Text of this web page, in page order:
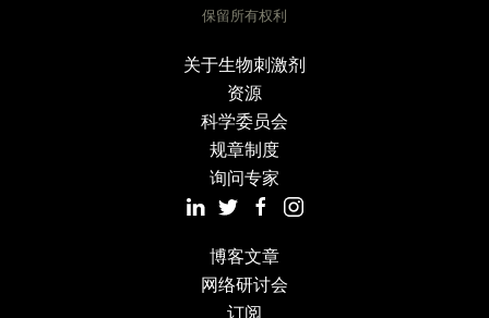
保留所有权利
关于生物刺激剂
资源
科学委员会
规章制度
询问专家
博客文章
网络研讨会
订阅